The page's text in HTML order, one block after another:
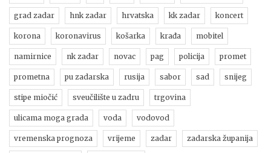
grad zadar hnk zadar hrvatska kk zadar koncert
korona koronavirus košarka krađa mobitel
namirnice nk zadar novac pag policija promet
prometna pu zadarska rusija sabor sad snijeg
stipe miočić sveučilište u zadru trgovina
ulicama moga grada voda vodovod
vremenska prognoza vrijeme zadar zadarska županija